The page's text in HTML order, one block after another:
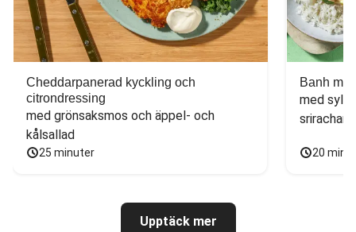
Cheddarpanerad kyckling och
citrondressing
med grönsaksmos och äppel- och
kålsallad
25 minuter
Banh mi-
med
20
Upptäck mer